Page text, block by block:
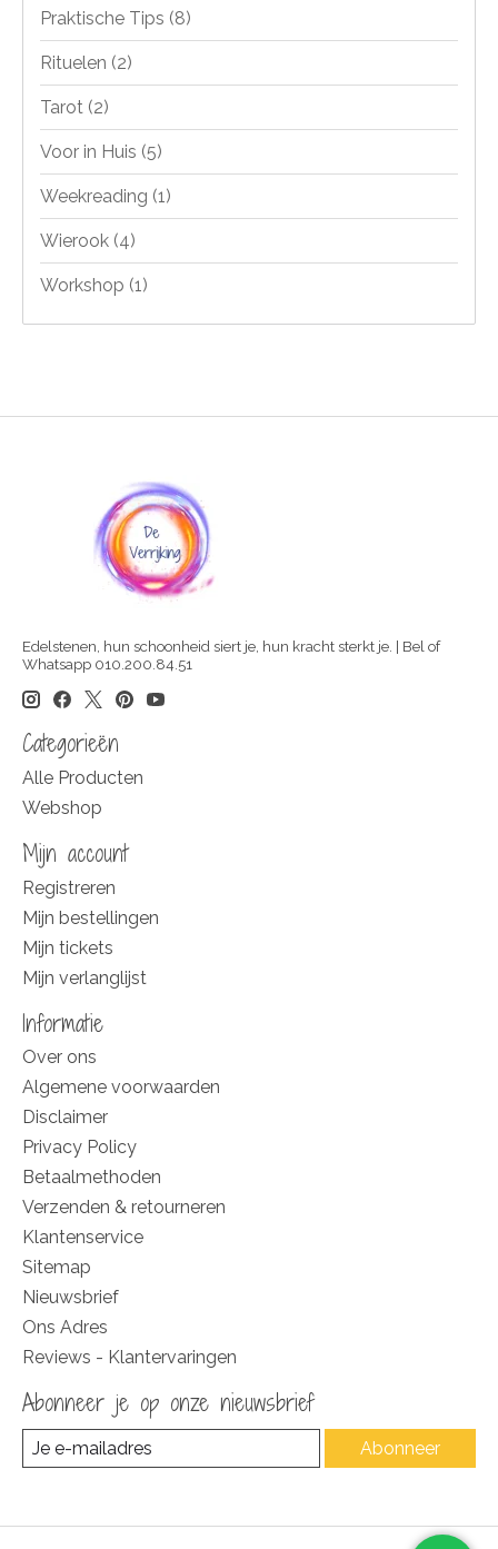
Praktische Tips (8)
Rituelen (2)
Tarot (2)
Voor in Huis (5)
Weekreading (1)
Wierook (4)
Workshop (1)
Edelstenen, hun schoonheid siert je, hun kracht sterkt je. | Bel of
Whatsapp 010.200.84.51
Categorieën
Alle Producten
Webshop
Mijn account
Registreren
Mijn bestellingen
Mijn tickets
Mijn verlanglijst
Informatie
Over ons
Algemene voorwaarden
Disclaimer
Privacy Policy
Betaalmethoden
Verzenden & retourneren
Klantenservice
Sitemap
Nieuwsbrief
Ons Adres
Reviews - Klantervaringen
Abonneer je op onze nieuwsbrief
Abonneer